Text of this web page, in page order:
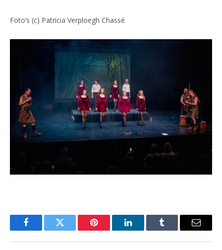
Foto’s (c) Patricia Verploegh Chassé
FacebookTwitter Pinterest LinkedInTumblr Email